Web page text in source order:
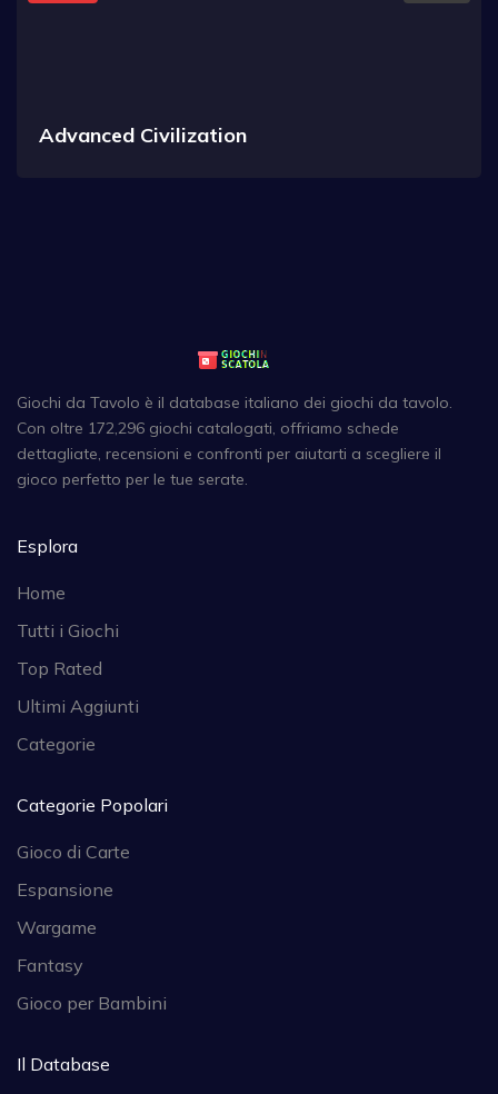
Advanced Civilization
Giochi da Tavolo è il database italiano dei giochi da tavolo.
Con oltre 172,296 giochi catalogati, offriamo schede
dettagliate, recensioni e confronti per aiutarti a scegliere il
gioco perfetto per le tue serate.
Esplora
Home
Tutti i Giochi
Top Rated
Ultimi Aggiunti
Categorie
Categorie Popolari
Gioco di Carte
Espansione
Wargame
Fantasy
Gioco per Bambini
Il Database